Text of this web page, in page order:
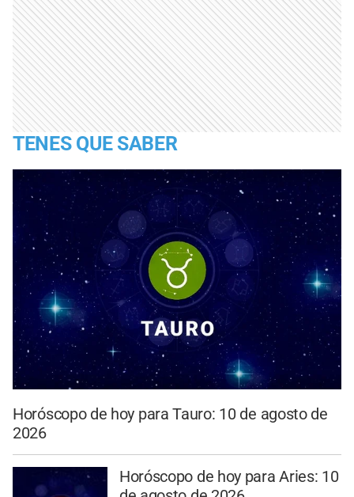
TENES QUE SABER
Horóscopo de hoy para Tauro: 10 de agosto de
2026
Horóscopo de hoy para Aries: 10